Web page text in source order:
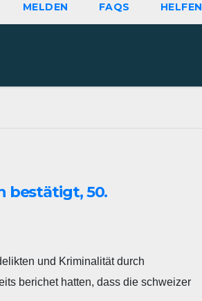
MELDEN FAQS HELFEN
bestätigt, 50.
und Kriminalität durch
berichet hatten, dass die schweizer